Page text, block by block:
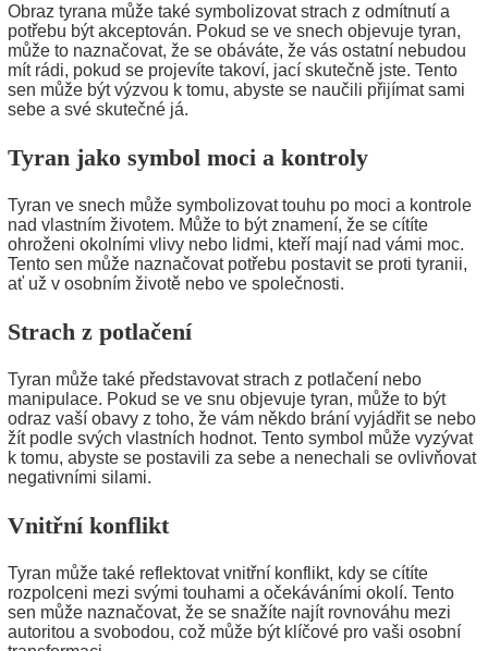
Obraz tyrana může také symbolizovat strach z odmítnutí a
potřebu být akceptován. Pokud se ve snech objevuje tyran,
může to naznačovat, že se obáváte, že vás ostatní nebudou
mít rádi, pokud se projevíte takoví, jací skutečně jste. Tento
sen může být výzvou k tomu, abyste se naučili přijímat sami
sebe a své skutečné já.
Tyran jako symbol moci a kontroly
Tyran ve snech může symbolizovat touhu po moci a kontrole
nad vlastním životem. Může to být znamení, že se cítíte
ohroženi okolními vlivy nebo lidmi, kteří mají nad vámi moc.
Tento sen může naznačovat potřebu postavit se proti tyranii,
ať už v osobním životě nebo ve společnosti.
Strach z potlačení
Tyran může také představovat strach z potlačení nebo
manipulace. Pokud se ve snu objevuje tyran, může to být
odraz vaší obavy z toho, že vám někdo brání vyjádřit se nebo
žít podle svých vlastních hodnot. Tento symbol může vyzývat
k tomu, abyste se postavili za sebe a nenechali se ovlivňovat
negativními silami.
Vnitřní konflikt
Tyran může také reflektovat vnitřní konflikt, kdy se cítíte
rozpolceni mezi svými touhami a očekáváními okolí. Tento
sen může naznačovat, že se snažíte najít rovnováhu mezi
autoritou a svobodou, což může být klíčové pro vaši osobní